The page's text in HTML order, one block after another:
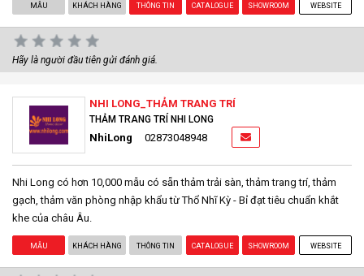
MẪU KHÁCH HÀNG THÔNG TIN CATALOGUE SHOWROOM WEBSITE
Hãy là người đầu tiên gửi đánh giá.
NHI LONG_THẢM TRANG TRÍ
THẢM TRANG TRÍ NHI LONG
NhiLong 02873048948
Nhi Long có hơn 10,000 mẫu có sẵn thảm trải sàn, thảm trang trí, thảm
gạch, thảm văn phòng nhập khẩu từ Thổ Nhĩ Kỳ - Bỉ đạt tiêu chuẩn khắt
khe của châu Âu.
MẪU KHÁCH HÀNG THÔNG TIN CATALOGUE SHOWROOM WEBSITE